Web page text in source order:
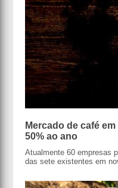
Mercado de café
50% ao ano
Atualmente 60 empresas
das sete existentes em